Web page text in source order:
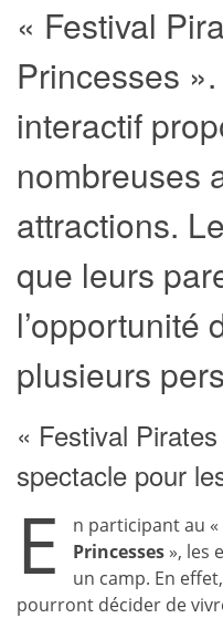
« Festival
Princesses
interactif
nombreuses
attractions.
que leurs
l’opportunité
plusieurs
« Festival
spectacle pour
E n participant au «
Princesses », les
un camp. En
pourront décider de